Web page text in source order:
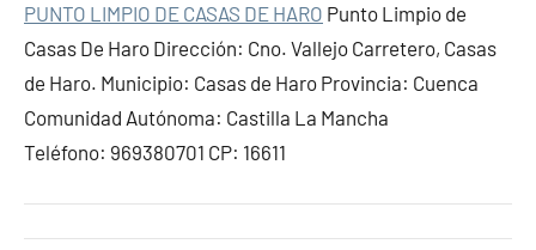
PUNTO LIMPIO DE CASAS DE HARO Punto Limpio de
Casas De Haro Dirección: Cno. Vallejo Carretero, Casas
de Haro. Municipio: Casas de Haro Provincia: Cuenca
Comunidad Autónoma: Castilla La Mancha
Teléfono: 969380701 CP: 16611